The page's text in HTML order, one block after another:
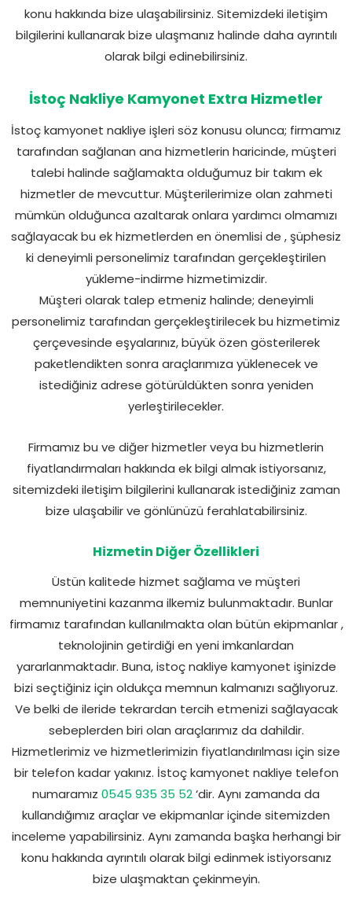
konu hakkında bize ulaşabilirsiniz. Sitemizdeki iletişim
bilgilerini kullanarak bize ulaşmanız halinde daha ayrıntılı
olarak bilgi edinebilirsiniz.
İstoç Nakliye Kamyonet Extra Hizmetler
İstoç kamyonet nakliye işleri söz konusu olunca; firmamız
tarafından sağlanan ana hizmetlerin haricinde, müşteri
talebi halinde sağlamakta olduğumuz bir takım ek
hizmetler de mevcuttur. Müşterilerimize olan zahmeti
mümkün olduğunca azaltarak onlara yardımcı olmamızı
sağlayacak bu ek hizmetlerden en önemlisi de , şüphesiz
ki deneyimli personelimiz tarafından gerçekleştirilen
yükleme-indirme hizmetimizdir.
Müşteri olarak talep etmeniz halinde; deneyimli
personelimiz tarafından gerçekleştirilecek bu hizmetimiz
çerçevesinde eşyalarınız, büyük özen gösterilerek
paketlendikten sonra araçlarımıza yüklenecek ve
istediğiniz adrese götürüldükten sonra yeniden
yerleştirilecekler.
Firmamız bu ve diğer hizmetler veya bu hizmetlerin
fiyatlandırmaları hakkında ek bilgi almak istiyorsanız,
sitemizdeki iletişim bilgilerini kullanarak istediğiniz zaman
bize ulaşabilir ve gönlünüzü ferahlatabilirsiniz.
Hizmetin Diğer Özellikleri
Üstün kalitede hizmet sağlama ve müşteri
memnuniyetini kazanma ilkemiz bulunmaktadır. Bunlar
firmamız tarafından kullanılmakta olan bütün ekipmanlar ,
teknolojinin getirdiği en yeni imkanlardan
yararlanmaktadır. Buna, istoç nakliye kamyonet işinizde
bizi seçtiğiniz için oldukça memnun kalmanızı sağlıyoruz.
Ve belki de ileride tekrardan tercih etmenizi sağlayacak
sebeplerden biri olan araçlarımız da dahildir.
Hizmetlerimiz ve hizmetlerimizin fiyatlandırılması için size
bir telefon kadar yakınız. İstoç kamyonet nakliye telefon
numaramız 0545 935 35 52‘dir. Aynı zamanda da
kullandığımız araçlar ve ekipmanlar içinde sitemizden
inceleme yapabilirsiniz. Aynı zamanda başka herhangi bir
konu hakkında ayrıntılı olarak bilgi edinmek istiyorsanız
bize ulaşmaktan çekinmeyin.